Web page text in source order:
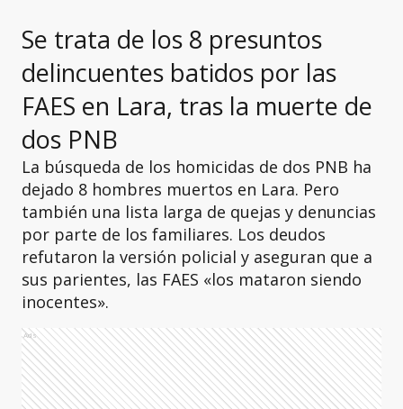
Se trata de los 8 presuntos
delincuentes batidos por las
FAES en Lara, tras la muerte de
dos PNB
La búsqueda de los homicidas de dos PNB ha
dejado 8 hombres muertos en Lara. Pero
también una lista larga de quejas y denuncias
por parte de los familiares. Los deudos
refutaron la versión policial y aseguran que a
sus parientes, las FAES «los mataron siendo
inocentes».
Ads